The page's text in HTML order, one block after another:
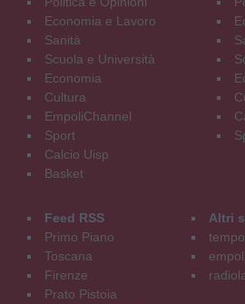
Economia e Lavoro
Sanità
Scuola e Università
Economia
Cultura
EmpoliChannel
Sport
Calcio Uisp
Basket
Feed RSS
Primo Piano
Toscana
Firenze
Prato Pistoia
Altri